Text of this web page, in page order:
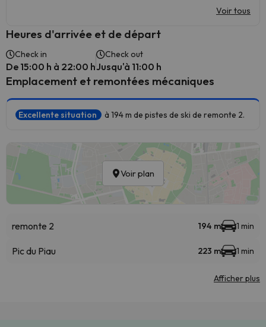
Voir tous
Heures d'arrivée et de départ
Check in
De 15:00 h à 22:00 h
Check out
Jusqu'à 11:00 h
Emplacement et remontées mécaniques
Excellente situation à 194 m de pistes de ski de remonte 2.
Voir plan
remonte 2 194 m 1 min
Pic du Piau 223 m 1 min
Afficher plus